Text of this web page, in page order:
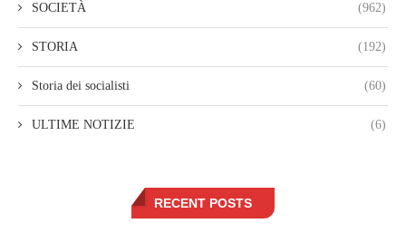
SOCIETÀ (962)
STORIA (192)
Storia dei socialisti (60)
ULTIME NOTIZIE (6)
RECENT POSTS